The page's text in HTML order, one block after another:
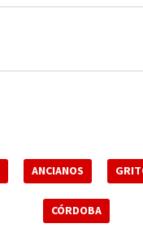
ANCIANOS
CÓRDOBA